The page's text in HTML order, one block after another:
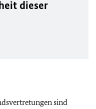
dieser
sind